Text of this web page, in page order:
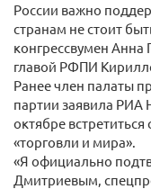
России важно
странам не стоит
конгрессвумен Анна
главой РФПИ
Ранее член палаты
партии заявила РИА
октябре
«торговли и мира».
«Я официально
Дмитриевым,